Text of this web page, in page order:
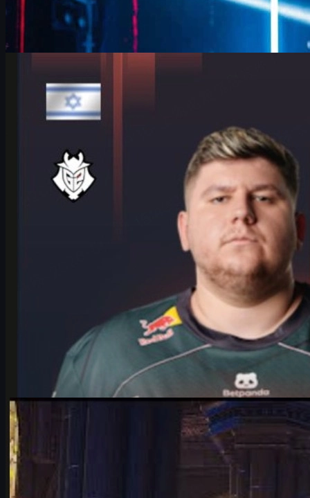
HeavyGod e G2 al Major di Colonia: mentalità
vincente in CS2
Intervista a HeavyGod sul percorso di G2 al Major di Colonia,
routine di allenamento, forza mentale, dettagli decisivi in CS2 e
consigli per i giocatori competitivi.
giugno 17, 2026
daMichael Johnson
Counter-Strike 2giugno 17, 2026
Falcons vs Vitality: analisi completa del Major CS2
Analisi completa di Falcons vs Vitality ai playoff dell'IEM Cologne
Major 2026: storia, mappe, karrigan vs ropz, chi parte favorito e
perché.